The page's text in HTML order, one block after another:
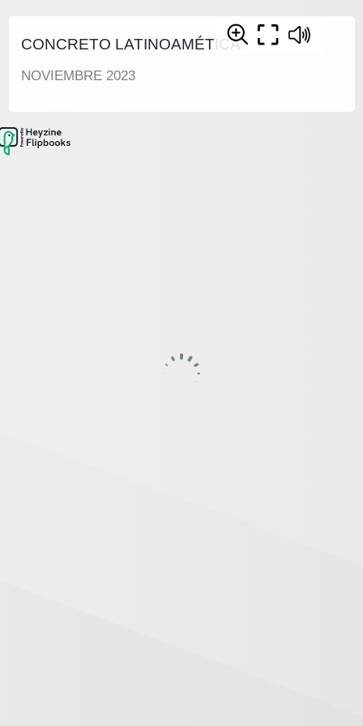
CONCRETO LATINOAMÉTICA
NOVIEMBRE 2023